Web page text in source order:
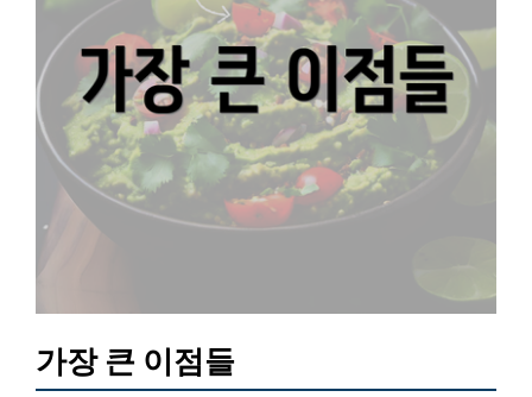
가장 큰 이점들